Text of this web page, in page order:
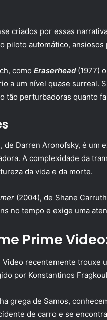
criados por essas
piloto automático,
como Eraserhead (1977)
a um nível quase surreal.
tão perturbadoras quanto
de Darren Aronofsky, é um
A complexidade da
da vida e da morte.
(2004), de Shane
no tempo e exige uma
Prime
Video recentemente trouxe
por Konstantinos
grega de Samos,
de carro e se